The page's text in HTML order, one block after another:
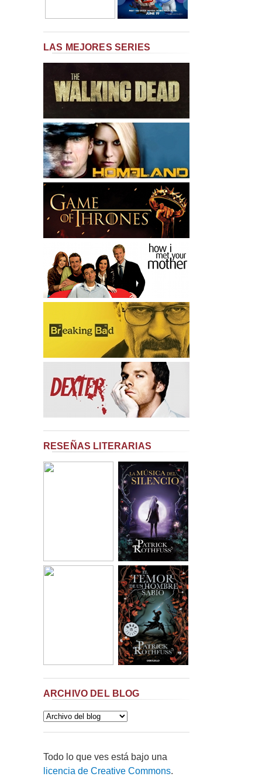
LAS MEJORES SERIES
RESEÑAS LITERARIAS
ARCHIVO DEL BLOG
Todo lo que ves está bajo una
licencia de Creative Commons.